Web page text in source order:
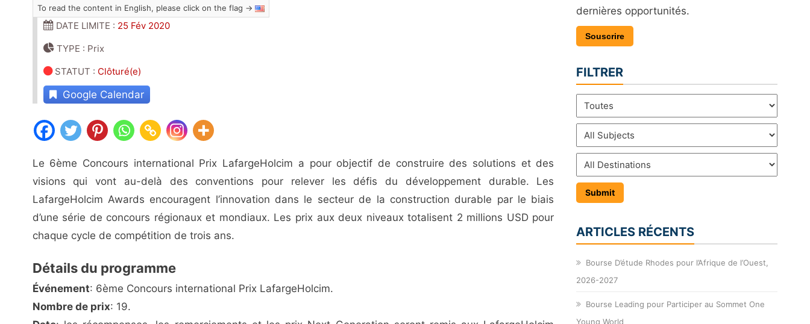
To read the content in English, please click on the flag →
DATE LIMITE : 25 Fév 2020
TYPE : Prix
STATUT : Clôturé(e)
Google Calendar
Le 6ème Concours international Prix LafargeHolcim a pour objectif de construire des solutions et des
visions qui vont au-delà des conventions pour relever les défis du développement durable. Les
LafargeHolcim Awards encouragent l’innovation dans le secteur de la construction durable par le biais
d’une série de concours régionaux et mondiaux. Les prix aux deux niveaux totalisent 2 millions USD pour
chaque cycle de compétition de trois ans.
Détails du programme
Événement: 6ème Concours international Prix LafargeHolcim.
Nombre de prix: 19.
dernières opportunités.
Souscrire
FILTRER
ARTICLES RÉCENTS
Bourse D’étude Rhodes pour l’Afrique de l’Ouest,
2026-2027
Bourse Leading pour Participer au Sommet One
Young World